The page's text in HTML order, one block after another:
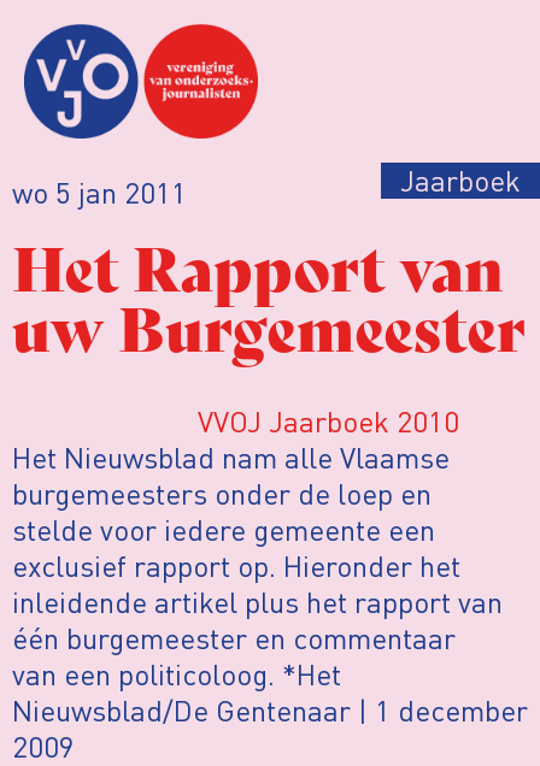
wo 5 jan 2011 Jaarboek
Het Rapport van
uw Burgemeester
VVOJ Jaarboek 2010
Het Nieuwsblad nam alle Vlaamse
burgemeesters onder de loep en
stelde voor iedere gemeente een
exclusief rapport op. Hieronder het
inleidende artikel plus het rapport van
één burgemeester en commentaar
van een politicoloog. *Het
Nieuwsblad/De Gentenaar | 1 december
2009